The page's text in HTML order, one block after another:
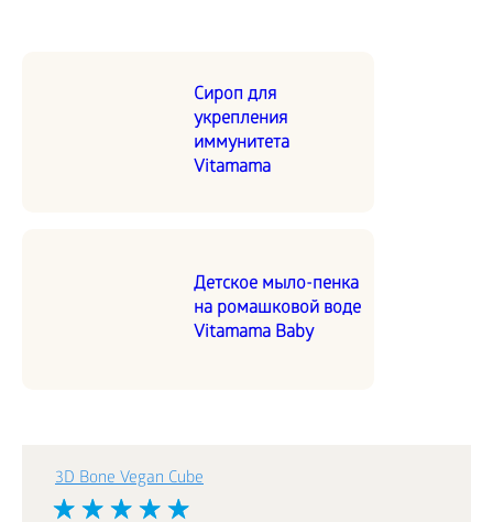
Сироп для
укрепления
иммунитета
Vitamama
Детское мыло-пенка
на ромашковой воде
Vitamama Baby
3D Bone Vegan Cube